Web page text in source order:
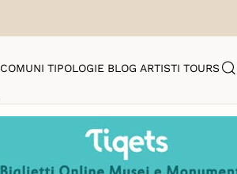
COMUNI TIPOLOGIE BLOG ARTISTI TOURS